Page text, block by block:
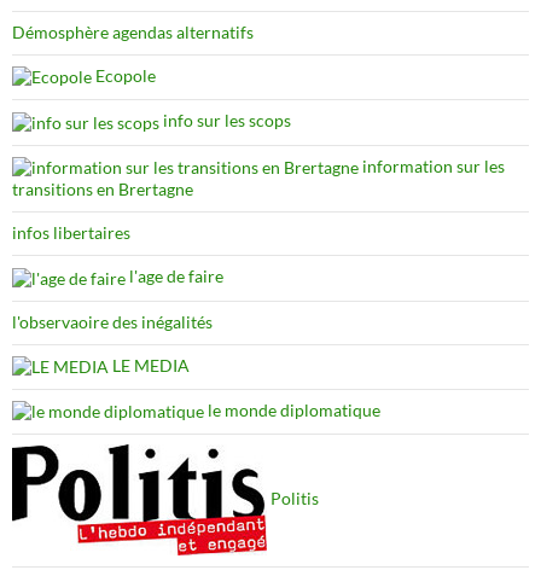
Démosphère agendas alternatifs
Ecopole
info sur les scops
information sur les
transitions en Brertagne
infos libertaires
l'age de faire
l'observaoire des inégalités
LE MEDIA
le monde diplomatique
Politis